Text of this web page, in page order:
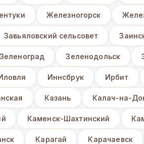
Железногорск
Завьяловский сельсовет
Зеленоград Зеленодольск
Иннсбрук Ирбит
Казань Калач-на-
Каменск-Шахтинский
Карагай Карачаевск